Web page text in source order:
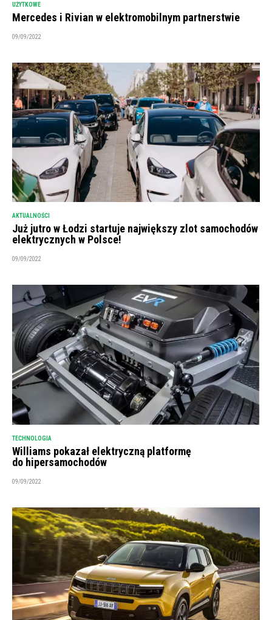
UŻYTKOWE
Mercedes i Rivian w elektromobilnym partnerstwie
09/09/2022
AKTUALNOŚCI
Już jutro w Łodzi startuje największy zlot samochodów
elektrycznych w Polsce!
09/09/2022
TECHNOLOGIA
Williams pokazał elektryczną platformę
do hipersamochodów
09/09/2022